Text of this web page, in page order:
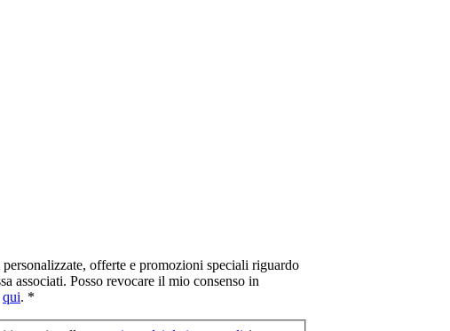
offerte e promozioni speciali riguardo
associati. Posso revocare il mio consenso in
qui. *